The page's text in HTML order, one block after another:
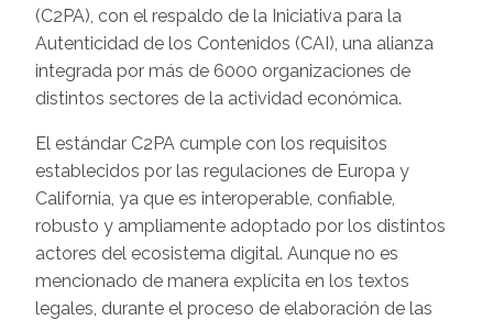
(C2PA), con el respaldo de la Iniciativa para la
Autenticidad de los Contenidos (CAI), una alianza
integrada por más de 6000 organizaciones de
distintos sectores de la actividad económica.
El estándar C2PA cumple con los requisitos
establecidos por las regulaciones de Europa y
California, ya que es interoperable, confiable,
robusto y ampliamente adoptado por los distintos
actores del ecosistema digital. Aunque no es
mencionado de manera explícita en los textos
legales, durante el proceso de elaboración de las